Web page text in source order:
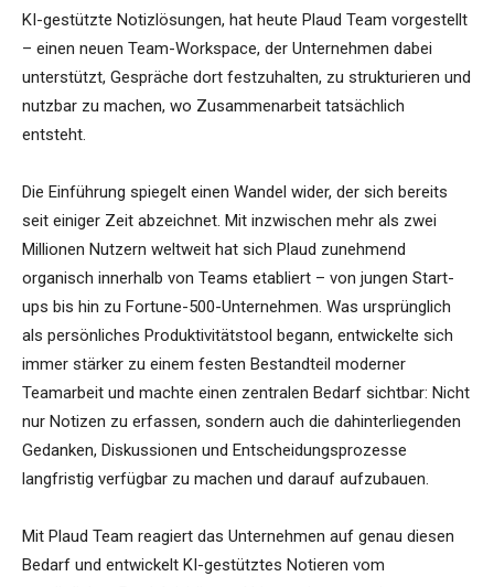
KI-gestützte Notizlösungen, hat heute Plaud Team vorgestellt
– einen neuen Team-Workspace, der Unternehmen dabei
unterstützt, Gespräche dort festzuhalten, zu strukturieren und
nutzbar zu machen, wo Zusammenarbeit tatsächlich
entsteht.
Die Einführung spiegelt einen Wandel wider, der sich bereits
seit einiger Zeit abzeichnet. Mit inzwischen mehr als zwei
Millionen Nutzern weltweit hat sich Plaud zunehmend
organisch innerhalb von Teams etabliert – von jungen Start-
ups bis hin zu Fortune-500-Unternehmen. Was ursprünglich
als persönliches Produktivitätstool begann, entwickelte sich
immer stärker zu einem festen Bestandteil moderner
Teamarbeit und machte einen zentralen Bedarf sichtbar: Nicht
nur Notizen zu erfassen, sondern auch die dahinterliegenden
Gedanken, Diskussionen und Entscheidungsprozesse
langfristig verfügbar zu machen und darauf aufzubauen.
Mit Plaud Team reagiert das Unternehmen auf genau diesen
Bedarf und entwickelt KI-gestütztes Notieren vom